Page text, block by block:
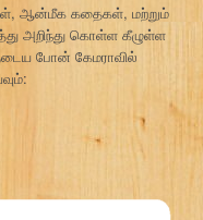
ஆன்மீக கதைகள், மற்றும்
அறிந்து கொள்ள கீழுள்ள
போன் கேமராவில்